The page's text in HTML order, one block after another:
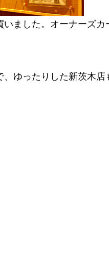
ました。オーナーズカ
ゆったりした新茨木店